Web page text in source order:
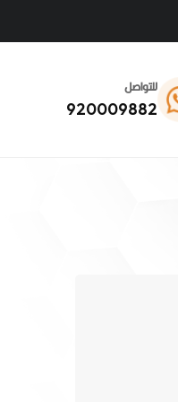
للتواصل
920009882